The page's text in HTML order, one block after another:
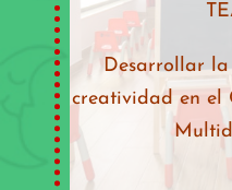
Desarrollar
creatividad en el